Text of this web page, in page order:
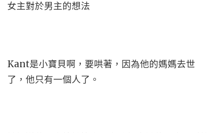
女主對於男主的想法
Kant是小寶貝啊，要哄著，因為他的媽媽去世
了，他只有一個人了。